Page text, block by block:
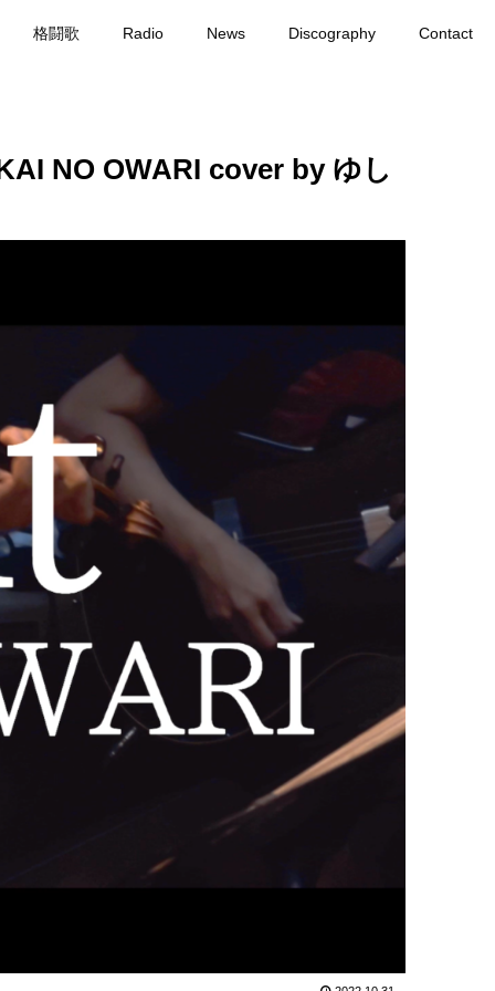
格闘歌 Radio News Discography Contact
NO OWARI cover by ゆし